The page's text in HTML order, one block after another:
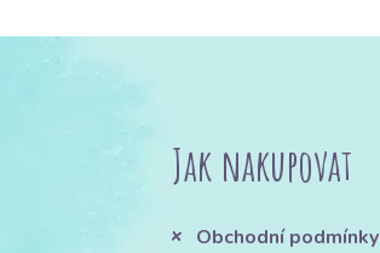
Jak nakupovat
Obchodní podmínky